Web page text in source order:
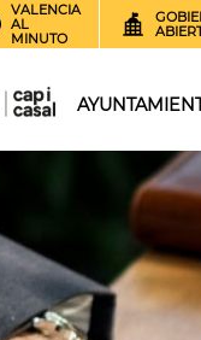
VALENCIA
AL
MINUTO